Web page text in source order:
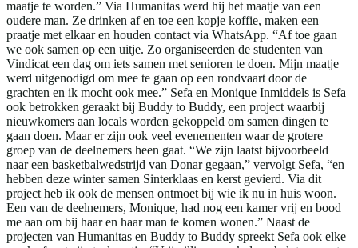
maatje te worden.” Via Humanitas werd hij het maatje van een
oudere man. Ze drinken af en toe een kopje koffie, maken een
praatje met elkaar en houden contact via WhatsApp. “Af toe gaan
we ook samen op een uitje. Zo organiseerden de studenten van
Vindicat een dag om iets samen met senioren te doen. Mijn maatje
werd uitgenodigd om mee te gaan op een rondvaart door de
grachten en ik mocht ook mee.” Sefa en Monique Inmiddels is Sefa
ook betrokken geraakt bij Buddy to Buddy, een project waarbij
nieuwkomers aan locals worden gekoppeld om samen dingen te
gaan doen. Maar er zijn ook veel evenementen waar de grotere
groep van de deelnemers heen gaat. “We zijn laatst bijvoorbeeld
naar een basketbalwedstrijd van Donar gegaan,” vervolgt Sefa, “en
hebben deze winter samen Sinterklaas en kerst gevierd. Via dit
project heb ik ook de mensen ontmoet bij wie ik nu in huis woon.
Een van de deelnemers, Monique, had nog een kamer vrij en bood
me aan om bij haar en haar man te komen wonen.” Naast de
projecten van Humanitas en Buddy to Buddy spreekt Sefa ook elke